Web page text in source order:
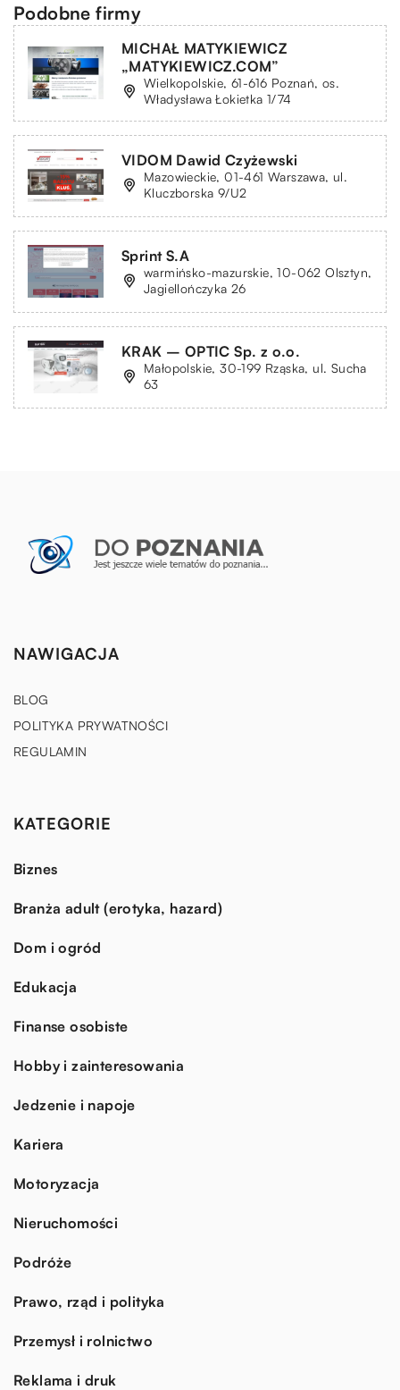
Podobne firmy
MICHAŁ MATYKIEWICZ
„MATYKIEWICZ.COM”
Wielkopolskie, 61-616 Poznań, os.
Władysława Łokietka 1/74
VIDOM Dawid Czyżewski
Mazowieckie, 01-461 Warszawa, ul.
Kluczborska 9/U2
Sprint S.A
warmińsko-mazurskie, 10-062 Olsztyn,
Jagiellończyka 26
KRAK – OPTIC Sp. z o.o.
Małopolskie, 30-199 Rząska, ul. Sucha
63
NAWIGACJA
BLOG
POLITYKA PRYWATNOŚCI
REGULAMIN
KATEGORIE
Biznes
Branża adult (erotyka, hazard)
Dom i ogród
Edukacja
Finanse osobiste
Hobby i zainteresowania
Jedzenie i napoje
Kariera
Motoryzacja
Nieruchomości
Podróże
Prawo, rząd i polityka
Przemysł i rolnictwo
Reklama i druk